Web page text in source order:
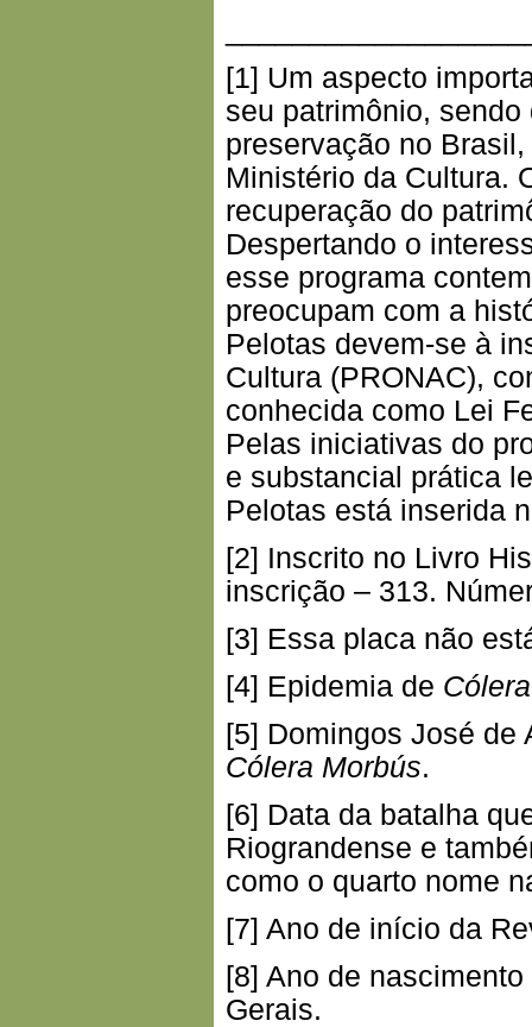
[1] Um aspecto
seu patrimônio,
preservação no
Ministério da Cultura.
recuperação do
Despertando o
esse programa
preocupam com a
Pelotas devem-se à
Cultura (PRONAC),
conhecida como Lei
Pelas iniciativas do
e substancial prática
Pelotas está inserida
[2] Inscrito no Livro
inscrição – 313.
[3] Essa placa não
[4] Epidemia de
[5] Domingos José
Cólera Morbús.
[6] Data da batalha
Riograndense e
como o quarto nome
[7] Ano de início da
[8] Ano de
Gerais.